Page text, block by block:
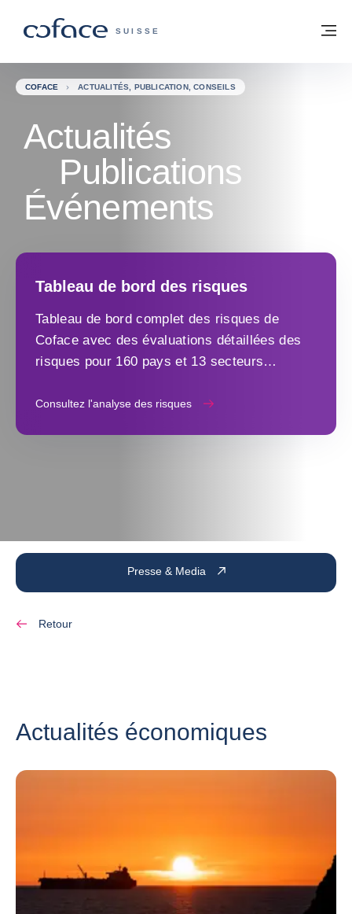
COFACE, FOR TRADE - PAGE
SUISSE
Retour à la page d'accueil
COFACE ACTUALITÉS, PUBLICATION, CONSEILS
Actualités
Publications
Événements
Tableau de bord des risques
Tableau de bord complet des risques de
Coface avec des évaluations détaillées des
risques pour 160 pays et 13 secteurs
Consultez l'analyse des risques
Presse & Media
Retour
Actualités économiques